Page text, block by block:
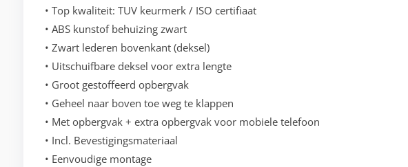
• Top kwaliteit: TUV keurmerk / ISO certifiaat
• ABS kunstof behuizing zwart
• Zwart lederen bovenkant (deksel)
• Uitschuifbare deksel voor extra lengte
• Groot gestoffeerd opbergvak
• Geheel naar boven toe weg te klappen
• Met opbergvak + extra opbergvak voor mobiele telefoon
• Incl. Bevestigingsmateriaal
• Eenvoudige montage